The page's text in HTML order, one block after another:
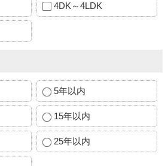
4DK～4LDK
5年以内
15年以内
25年以内